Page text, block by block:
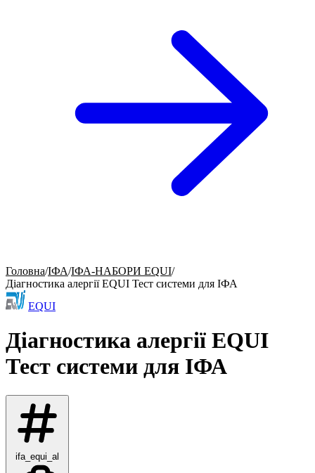
Головна/ІФА/ІФА-НАБОРИ EQUI/
Діагностика алергії EQUI Тест системи для ІФА
EQUI
Діагностика алергії EQUI
Тест системи для ІФА
ifa_equi_al